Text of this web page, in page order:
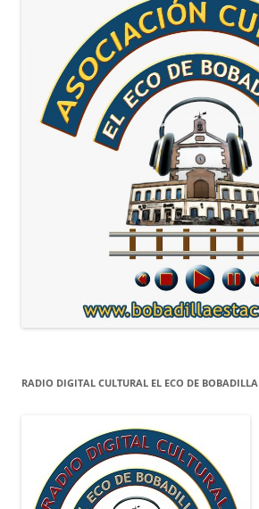
RADIO DIGITAL CULTURAL EL ECO DE BOBADILLA